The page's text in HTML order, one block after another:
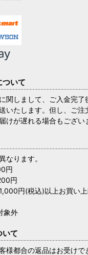
ついて
関しまして、ご入金完
いたします。但し、ご注
けが遅れる場合もござい
なります。
円
円
円(税込)以上お買い
象外
いて
様都合の返品はお受けで